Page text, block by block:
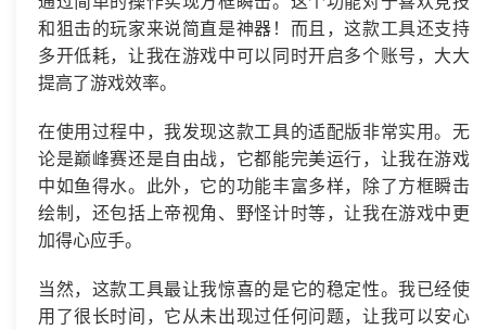
和狙击的玩家来说简直是神器！而且，这款工具还支持
多开低耗，让我在游戏中可以同时开启多个账号，大大
提高了游戏效率。
在使用过程中，我发现这款工具的适配版非常实用。无
论是巅峰赛还是自由战，它都能完美运行，让我在游戏
中如鱼得水。此外，它的功能丰富多样，除了方框瞬击
绘制，还包括上帝视角、野怪计时等，让我在游戏中更
加得心应手。
当然，这款工具最让我惊喜的是它的稳定性。我已经使
用了很长时间，它从未出现过任何问题，让我可以安心